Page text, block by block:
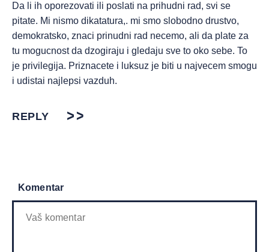
Da li ih oporezovati ili poslati na prihudni rad, svi se
pitate. Mi nismo dikatatura,. mi smo slobodno drustvo,
demokratsko, znaci prinudni rad necemo, ali da plate za
tu mogucnost da dzogiraju i gledaju sve to oko sebe. To
je privilegija. Priznacete i luksuz je biti u najvecem smogu
i udistai najlepsi vazduh.
REPLY
Komentar